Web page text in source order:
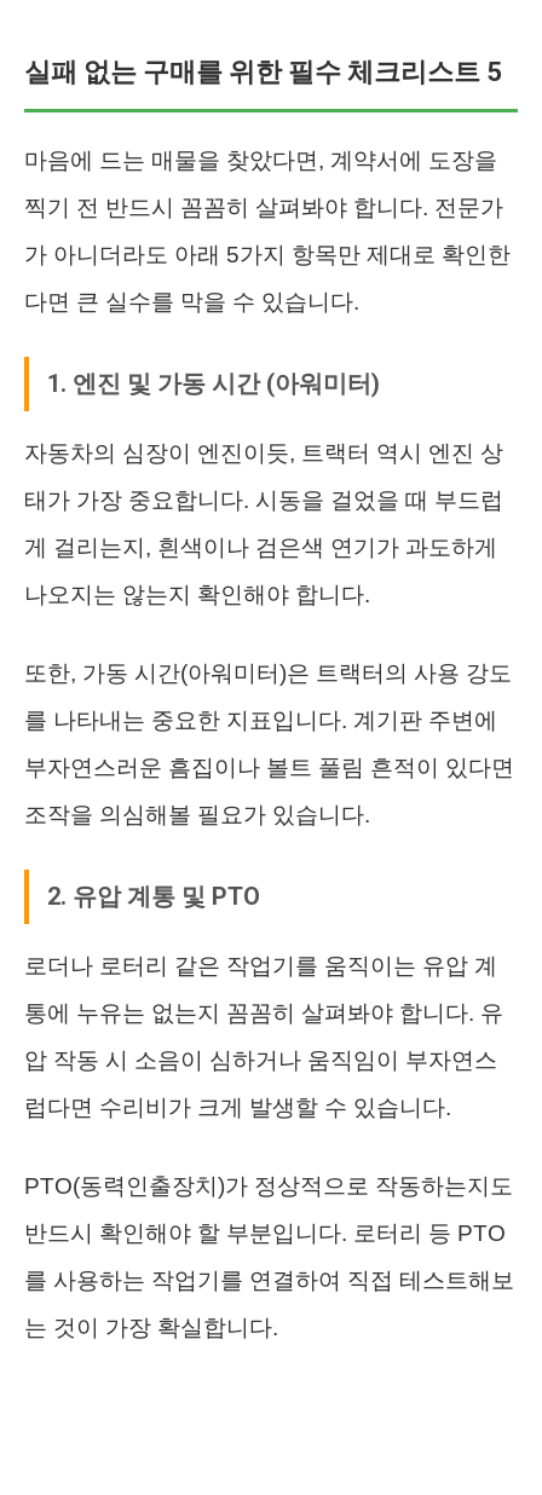
실패 없는 구매를 위한 필수 체크리스트 5
마음에 드는 매물을 찾았다면, 계약서에 도장을
찍기 전 반드시 꼼꼼히 살펴봐야 합니다. 전문가
가 아니더라도 아래 5가지 항목만 제대로 확인한
다면 큰 실수를 막을 수 있습니다.
1. 엔진 및 가동 시간 (아워미터)
자동차의 심장이 엔진이듯, 트랙터 역시 엔진 상
태가 가장 중요합니다. 시동을 걸었을 때 부드럽
게 걸리는지, 흰색이나 검은색 연기가 과도하게
나오지는 않는지 확인해야 합니다.
또한, 가동 시간(아워미터)은 트랙터의 사용 강도
를 나타내는 중요한 지표입니다. 계기판 주변에
부자연스러운 흠집이나 볼트 풀림 흔적이 있다면
조작을 의심해볼 필요가 있습니다.
2. 유압 계통 및 PTO
로더나 로터리 같은 작업기를 움직이는 유압 계
통에 누유는 없는지 꼼꼼히 살펴봐야 합니다. 유
압 작동 시 소음이 심하거나 움직임이 부자연스
럽다면 수리비가 크게 발생할 수 있습니다.
PTO(동력인출장치)가 정상적으로 작동하는지도
반드시 확인해야 할 부분입니다. 로터리 등 PTO
를 사용하는 작업기를 연결하여 직접 테스트해보
는 것이 가장 확실합니다.